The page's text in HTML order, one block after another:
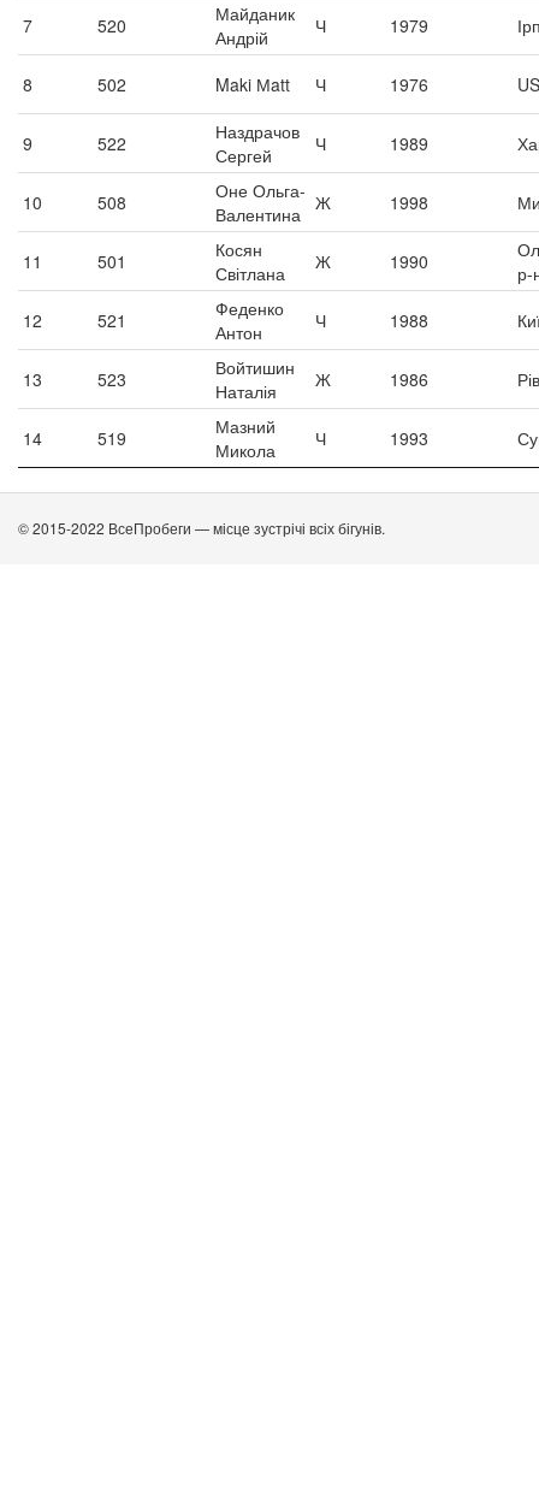
7 520
Майданик
Андрій
Ч 1979
8 502 Maki Мatt Ч 1976
9 522
Наздрачов
Сергей
Ч 1989
10 508
Оне Ольга-
Валентина Ж 1998
11 501
Косян
Світлана
Ж 1990
р-
12
521
Феденко
Антон
Ч 1988
13 523
Войтишин
Наталія
Ж 1986
14 519
Мазний
Микола
Ч 1993
© 2015-2022 ВсеПробеги — місце зустрічі всіх бігунів.